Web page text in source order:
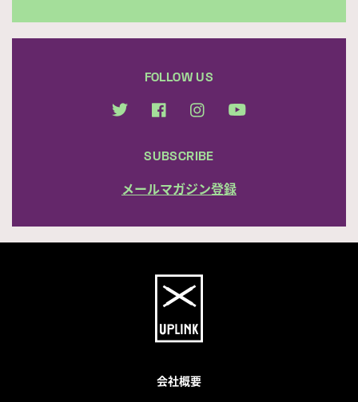
FOLLOW US
SUBSCRIBE
メールマガジン登録
会社概要